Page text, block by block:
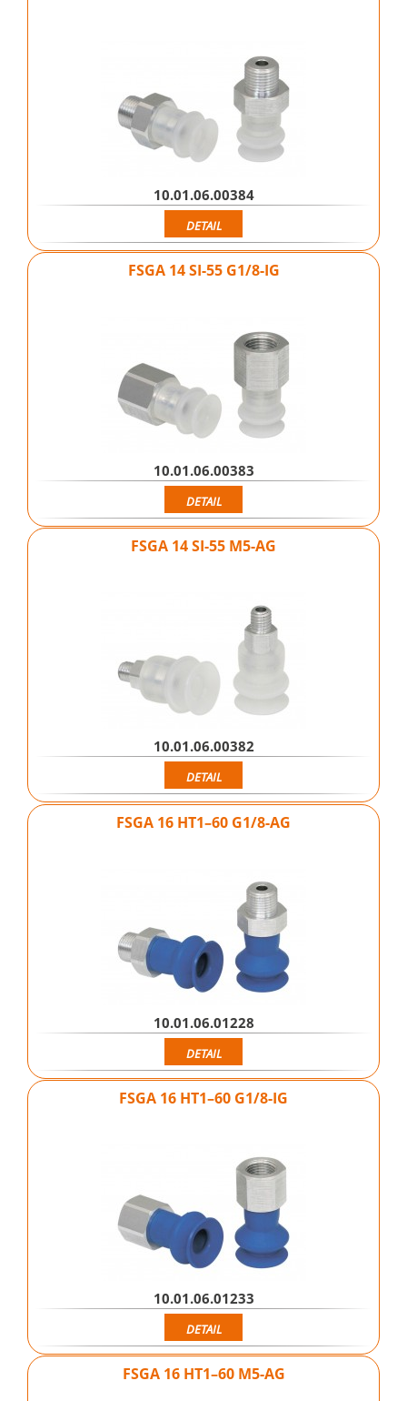
10.01.06.00384
DETAIL
FSGA 14 SI-55 G1/8-IG
10.01.06.00383
DETAIL
FSGA 14 SI-55 M5-AG
10.01.06.00382
DETAIL
FSGA 16 HT1–60 G1/8-AG
10.01.06.01228
DETAIL
FSGA 16 HT1–60 G1/8-IG
10.01.06.01233
DETAIL
FSGA 16 HT1–60 M5-AG